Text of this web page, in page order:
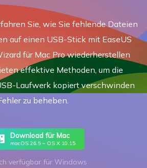
Sie, wie Sie fehlende Dateien
auf einen USB-Stick mit EaseUS
für Mac Pro wiederherstellen
effektive Methoden, um die
Laufwerk kopiert verschwinden
zu beheben.
Download für Mac
macOS 26.5 ~ OS X 10.15
verfügbar für Windows